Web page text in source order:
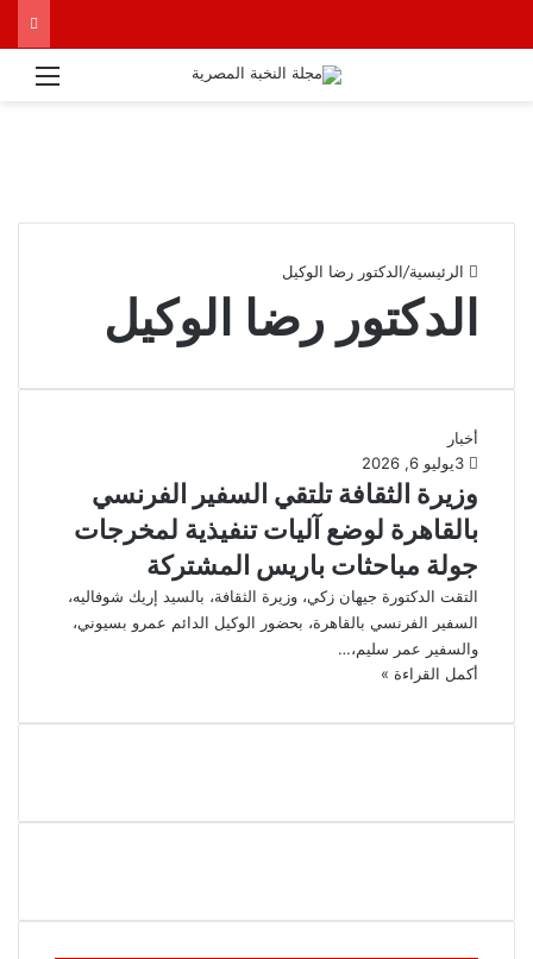
الرئيسية/الدكتور رضا الوكيل
الدكتور رضا الوكيل
أخبار
يوليو 6, 2026
وزيرة الثقافة تلتقي السفير الفرنسي
بالقاهرة لوضع آليات تنفيذية لمخرجات
جولة مباحثات باريس المشتركة
​التقت الدكتورة جيهان زكي، وزيرة الثقافة، بالسيد إريك شوفاليه،
السفير الفرنسي بالقاهرة، بحضور الوكيل الدائم عمرو بسيوني،
والسفير عمر سليم،…
أكمل القراءة »